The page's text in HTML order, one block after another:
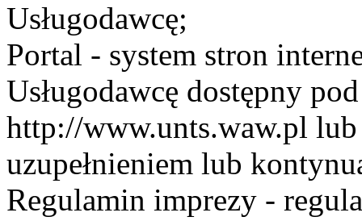
Usługodawcę;
Portal - system stron
Usługodawcę dostępny
http://www.unts.waw.pl lub
uzupełnieniem lub
Regulamin imprezy -